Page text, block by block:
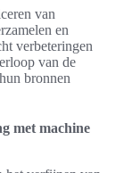
van
en
verbeteringen
van de
bronnen
met machine